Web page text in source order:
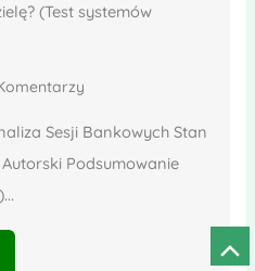
(Test systemów
Sesji Bankowych Stan
Podsumowanie